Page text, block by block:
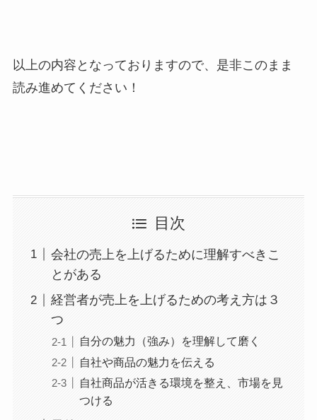
以上の内容となっておりますので、是非このまま
読み進めてください！
目次
会社の売上を上げるために理解すべきこ
とがある
経営者が売上を上げるための考え方は３
つ
自分の魅力（強み）を理解して磨く
自社や商品の魅力を伝える
自社商品が活きる環境を整え、市場を見
つける